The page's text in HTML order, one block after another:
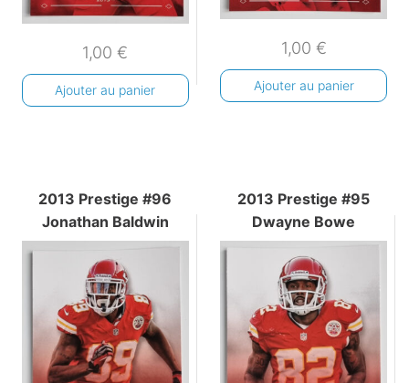
1,00€
Ajouter au panier
1,00 €
Ajouter au panier
2013 Prestige #96
Jonathan Baldwin
2013 Prestige #95
Dwayne Bowe